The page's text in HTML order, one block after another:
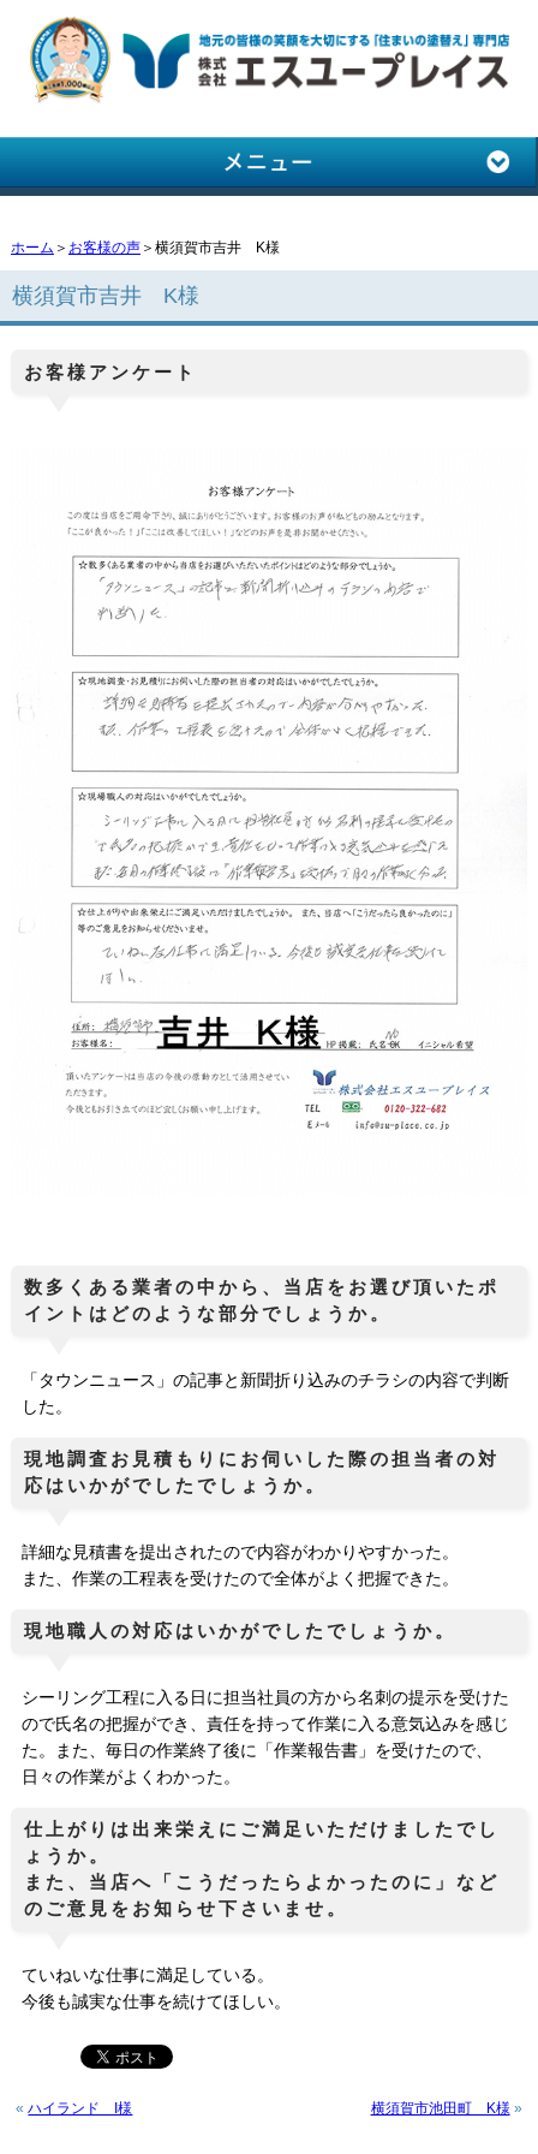
ホーム ＞ お客様の声＞横須賀市吉井 K様
横須賀市吉井 K様
お客様アンケート
数多くある業者の中から、当店をお選び頂いたポ
イントはどのような部分でしょうか。
「タウンニュース」の記事と新聞折り込みのチラシの内容で判断
した。
現地調査お見積もりにお伺いした際の担当者の対
応はいかがでしたでしょうか。
詳細な見積書を提出されたので内容がわかりやすかった。
また、作業の工程表を受けたので全体がよく把握できた。
現地職人の対応はいかがでしたでしょうか。
シーリング工程に入る日に担当社員の方から名刺の提示を受けた
ので氏名の把握ができ、責任を持って作業に入る意気込みを感じ
た。また、毎日の作業終了後に「作業報告書」を受けたので、
日々の作業がよくわかった。
仕上がりは出来栄えにご満足いただけましたでし
ょうか。
また、当店へ「こうだったらよかったのに」など
のご意見をお知らせ下さいませ。
ていねいな仕事に満足している。
今後も誠実な仕事を続けてほしい。
«ハイランド I様 横須賀市池田町 K様»